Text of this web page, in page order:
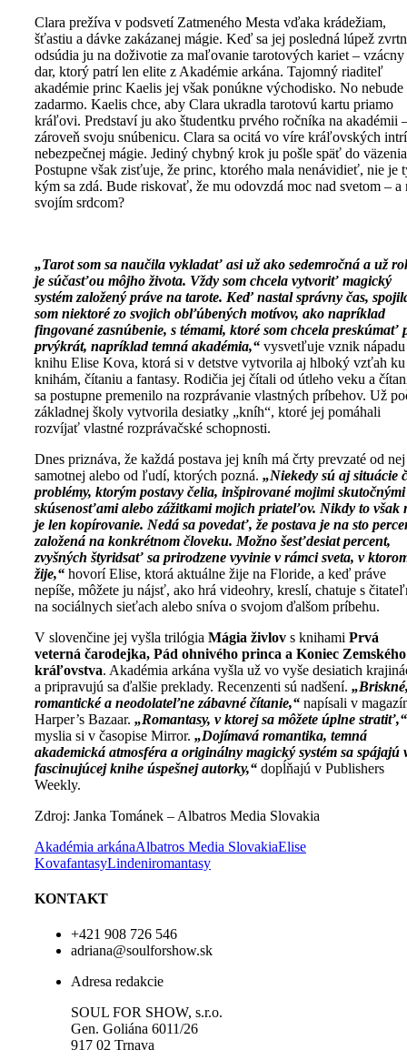
Clara prežíva v podsvetí Zatmeného Mesta vďaka krádežiam,
šťastiu a dávke zakázanej mágie. Keď sa jej posledná lúpež
odsúdia ju na doživotie za maľovanie tarotových kariet – vzácny
dar, ktorý patrí len elite z Akadémie arkána. Tajomný riaditeľ
akadémie princ Kaelis jej však ponúkne východisko. No nebude
zadarmo. Kaelis chce, aby Clara ukradla tarotovú kartu priamo
kráľovi. Predstaví ju ako študentku prvého ročníka na akadémii
zároveň svoju snúbenicu. Clara sa ocitá vo víre kráľovských
nebezpečnej mágie. Jediný chybný krok ju pošle späť do
Postupne však zisťuje, že princ, ktorého mala nenávidieť, nie je
kým sa zdá. Bude riskovať, že mu odovzdá moc nad svetom – a
svojím srdcom?
„Tarot som sa naučila vykladať asi už ako sedemročná a už
je súčasťou môjho života. Vždy som chcela vytvoriť magický
systém založený práve na tarote. Keď nastal správny čas,
som niektoré zo svojich obľúbených motívov, ako napríklad
fingované zasnúbenie, s témami, ktoré som chcela preskúmať
prvýkrát, napríklad temná akadémia,“ vysvetľuje vznik nápadu
knihu Elise Kova, ktorá si v detstve vytvorila aj hlboký vzťah ku
knihám, čítaniu a fantasy. Rodičia jej čítali od útleho veku a
sa postupne premenilo na rozprávanie vlastných príbehov. Už
základnej školy vytvorila desiatky „kníh“, ktoré jej pomáhali
rozvíjať vlastné rozprávačské schopnosti.
Dnes priznáva, že každá postava jej kníh má črty prevzaté od nej
samotnej alebo od ľudí, ktorých pozná. „Niekedy sú aj situácie
problémy, ktorým postavy čelia, inšpirované mojimi skutočnými
skúsenosťami alebo zážitkami mojich priateľov. Nikdy to však
je len kopírovanie. Nedá sa povedať, že postava je na sto
založená na konkrétnom človeku. Možno šesťdesiat percent,
zvyšných štyridsať sa prirodzene vyvinie v rámci sveta, v
žije,“ hovorí Elise, ktorá aktuálne žije na Floride, a keď práve
nepíše, môžete ju nájsť, ako hrá videohry, kreslí, chatuje s
na sociálnych sieťach alebo sníva o svojom ďalšom príbehu.
V slovenčine jej vyšla trilógia Mágia živlov s knihami Prvá
veterná čarodejka, Pád ohnivého princa a Koniec Zemského
kráľovstva. Akadémia arkána vyšla už vo vyše desiatich
a pripravujú sa ďalšie preklady. Recenzenti sú nadšení.
romantické a neodolateľne zábavné čítanie,“ napísali v
Harper’s Bazaar. „Romantasy, v ktorej sa môžete úplne stratiť,“
myslia si v časopise Mirror. „Dojímavá romantika, temná
akademická atmosféra a originálny magický systém sa spájajú
fascinujúcej knihe úspešnej autorky,“ dopĺňajú v Publishers
Weekly.
Zdroj: Janka Tománek – Albatros Media Slovakia
Akadémia arkánaAlbatros Media SlovakiaElise
KovafantasyLindeniromantasy
KONTAKT
+421 908 726 546
adriana@soulforshow.sk
Adresa redakcie
SOUL FOR SHOW, s.r.o.
Gen. Goliána 6011/26
917 02 Trnava